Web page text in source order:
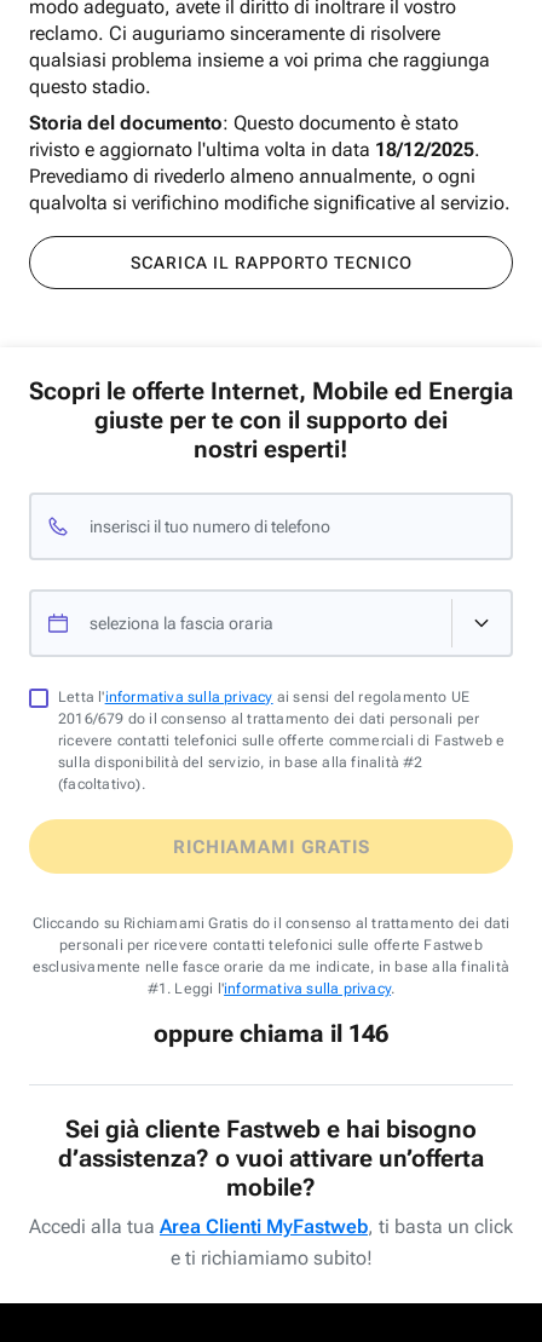
modo adeguato, avete il diritto di inoltrare il vostro
reclamo. Ci auguriamo sinceramente di risolvere
qualsiasi problema insieme a voi prima che raggiunga
questo stadio.
Storia del documento: Questo documento è stato
rivisto e aggiornato l'ultima volta in data 18/12/2025.
Prevediamo di rivederlo almeno annualmente, o ogni
qualvolta si verifichino modifiche significative al servizio.
SCARICA IL RAPPORTO TECNICO
Scopri le offerte Internet, Mobile ed Energia
giuste per te con il supporto dei
nostri esperti!
inserisci il tuo numero di telefono
seleziona la fascia oraria
Letta l'informativa sulla privacy ai sensi del regolamento UE
2016/679 do il consenso al trattamento dei dati personali per
ricevere contatti telefonici sulle offerte commerciali di Fastweb e
sulla disponibilità del servizio, in base alla finalità #2
(facoltativo).
RICHIAMAMI GRATIS
Cliccando su Richiamami Gratis do il consenso al trattamento dei dati
personali per ricevere contatti telefonici sulle offerte Fastweb
esclusivamente nelle fasce orarie da me indicate, in base alla finalità
#1. Leggi l'informativa sulla privacy.
oppure chiama il 146
Sei già cliente Fastweb e hai bisogno
d’assistenza? o vuoi attivare un’offerta
mobile?
Accedi alla tua Area Clienti MyFastweb, ti basta un click
e ti richiamiamo subito!